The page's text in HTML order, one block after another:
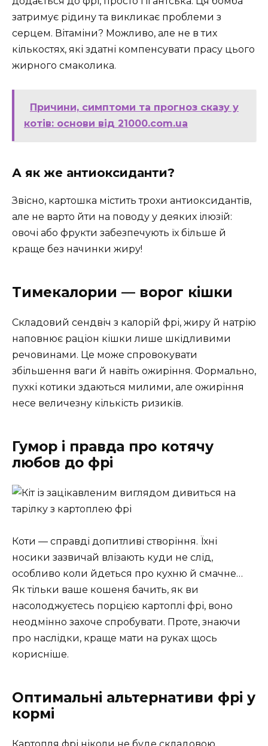
затримує рідину та викликає проблеми з
серцем. Вітаміни? Можливо, але не в тих
кількостях, які здатні компенсувати прасу цього
жирного смаколика.
Причини, симптоми та прогноз сказу у
котів: основи від 21000.com.ua
А як же антиоксиданти?
Звісно, картошка містить трохи антиоксидантів,
але не варто йти на поводу у деяких ілюзій:
овочі або фрукти забезпечують їх більше й
краще без начинки жиру!
Тимекалории — ворог кішки
Складовий сендвіч з калорій фрі, жиру й натрію
наповнює раціон кішки лише шкідливими
речовинами. Це може спровокувати
збільшення ваги й навіть ожиріння. Формально,
пухкі котики здаються милими, але ожиріння
несе величезну кількість ризиків.
Гумор і правда про котячу
любов до фрі
Коти — справді допитливі створіння. Їхні
носики зазвичай влізають куди не слід,
особливо коли йдеться про кухню й смачне…
Як тільки ваше кошеня бачить, як ви
насолоджуєтесь порцією картоплі фрі, воно
неодмінно захоче спробувати. Проте, знаючи
про наслідки, краще мати на руках щось
корисніше.
Оптимальні альтернативи фрі у
кормі